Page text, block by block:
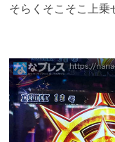
そらくそこそこ上乗